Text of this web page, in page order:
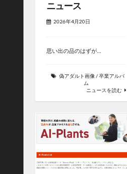
ニュース
2026年4月20日
思い出の品のはずが…
偽アダルト画像 /卒業アルバ
ム
ニュースを読む